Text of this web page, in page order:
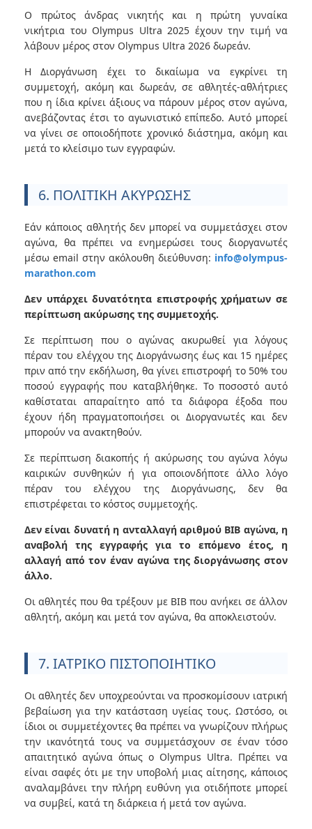
Ο πρώτος άνδρας νικητής και η πρώτη γυναίκα
νικήτρια του Olympus Ultra 2025 έχουν την τιμή να
λάβουν μέρος στον Olympus Ultra 2026 δωρεάν.
Η Διοργάνωση έχει το δικαίωμα να εγκρίνει τη
συμμετοχή, ακόμη και δωρεάν, σε αθλητές-αθλήτριες
που η ίδια κρίνει άξιους να πάρουν μέρος στον αγώνα,
ανεβάζοντας έτσι το αγωνιστικό επίπεδο. Αυτό μπορεί
να γίνει σε οποιοδήποτε χρονικό διάστημα, ακόμη και
μετά το κλείσιμο των εγγραφών.
6. ΠΟΛΙΤΙΚΗ ΑΚΥΡΩΣΗΣ
Εάν κάποιος αθλητής δεν μπορεί να συμμετάσχει στον
αγώνα, θα πρέπει να ενημερώσει τους διοργανωτές
μέσω email στην ακόλουθη διεύθυνση: info@olympus-
marathon.com
Δεν υπάρχει δυνατότητα επιστροφής χρήματων σε
περίπτωση ακύρωσης της συμμετοχής.
Σε περίπτωση που ο αγώνας ακυρωθεί για λόγους
πέραν του ελέγχου της Διοργάνωσης έως και 15 ημέρες
πριν από την εκδήλωση, θα γίνει επιστροφή το 50% του
ποσού εγγραφής που καταβλήθηκε. Το ποσοστό αυτό
καθίσταται απαραίτητο από τα διάφορα έξοδα που
έχουν ήδη πραγματοποιήσει οι Διοργανωτές και δεν
μπορούν να ανακτηθούν.
Σε περίπτωση διακοπής ή ακύρωσης του αγώνα λόγω
καιρικών συνθηκών ή για οποιονδήποτε άλλο λόγο
πέραν του ελέγχου της Διοργάνωσης, δεν θα
επιστρέφεται το κόστος συμμετοχής.
Δεν είναι δυνατή η ανταλλαγή αριθμού BIB αγώνα, η
αναβολή της εγγραφής για το επόμενο έτος, η
αλλαγή από τον έναν αγώνα της διοργάνωσης στον
άλλο.
Οι αθλητές που θα τρέξουν με BIB που ανήκει σε άλλον
αθλητή, ακόμη και μετά τον αγώνα, θα αποκλειστούν.
7. ΙΑΤΡΙΚΟ ΠΙΣΤΟΠΟΙΗΤΙΚΟ
Οι αθλητές δεν υποχρεούνται να προσκομίσουν ιατρική
βεβαίωση για την κατάσταση υγείας τους. Ωστόσο, οι
ίδιοι οι συμμετέχοντες θα πρέπει να γνωρίζουν πλήρως
την ικανότητά τους να συμμετάσχουν σε έναν τόσο
απαιτητικό αγώνα όπως ο Olympus Ultra. Πρέπει να
είναι σαφές ότι με την υποβολή μιας αίτησης, κάποιος
αναλαμβάνει την πλήρη ευθύνη για οτιδήποτε μπορεί
να συμβεί, κατά τη διάρκεια ή μετά τον αγώνα.